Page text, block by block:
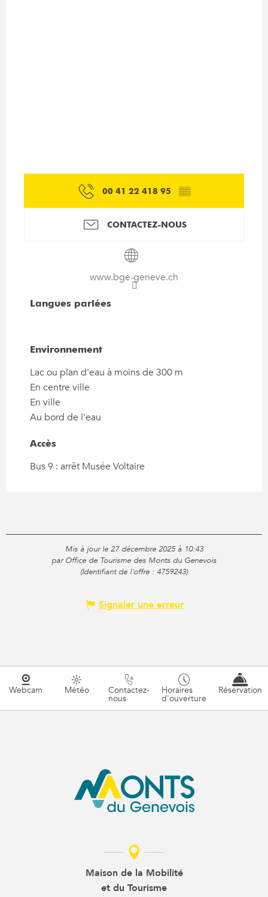
00 41 22 418 95 ▒▒
CONTACTEZ-NOUS
www.bge-geneve.ch
Langues parlées
Langues parlées
Environnement
Environnement
Lac ou plan d'eau à moins de 300 m
En centre ville
En ville
Au bord de l'eau
Accès
Accès
Bus 9 : arrêt Musée Voltaire
Mis à jour le 27 décembre 2025 à 10:43
par Office de Tourisme des Monts du Genevois
(Identifiant de l'offre : 4759243)
Signaler une erreur
Webcam Météo Contactez-
nous
Horaires
d'ouverture
Réservation
Maison de la Mobilité
et du Tourisme